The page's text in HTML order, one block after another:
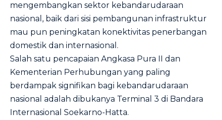
mengembangkan sektor kebandarudaraan
nasional, baik dari sisi pembangunan infrastruktur
mau pun peningkatan konektivitas penerbangan
domestik dan internasional.
Salah satu pencapaian Angkasa Pura II dan
Kementerian Perhubungan yang paling
berdampak signifikan bagi kebandarudaraan
nasional adalah dibukanya Terminal 3 di Bandara
Internasional Soekarno-Hatta.